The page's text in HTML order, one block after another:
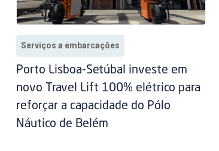
Serviços a embarcações
Porto Lisboa-Setúbal investe em
novo Travel Lift 100% elétrico para
reforçar a capacidade do Pólo
Náutico de Belém